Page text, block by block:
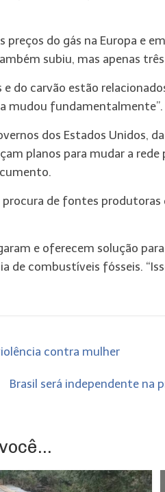
do gás na Europa e
subiu, mas apenas
do carvão estão
mudou fundamentalmente”.
dos Estados Unidos,
planos para mudar a
de fontes produtoras
e oferecem solução
de combustíveis fósseis.
contra mulher
Brasil será independente na